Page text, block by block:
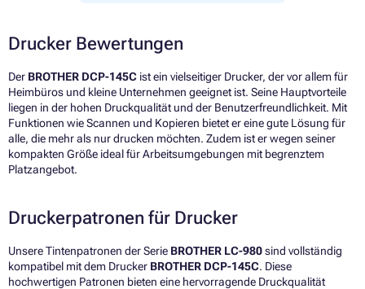
Drucker Bewertungen
Der BROTHER DCP-145C ist ein vielseitiger Drucker, der vor allem für
Heimbüros und kleine Unternehmen geeignet ist. Seine Hauptvorteile
liegen in der hohen Druckqualität und der Benutzerfreundlichkeit. Mit
Funktionen wie Scannen und Kopieren bietet er eine gute Lösung für
alle, die mehr als nur drucken möchten. Zudem ist er wegen seiner
kompakten Größe ideal für Arbeitsumgebungen mit begrenztem
Platzangebot.
Druckerpatronen für Drucker
Unsere Tintenpatronen der Serie BROTHER LC-980sind vollständig
kompatibel mit dem Drucker BROTHER DCP-145C. Diese
hochwertigen Patronen bieten eine hervorragende Druckqualität